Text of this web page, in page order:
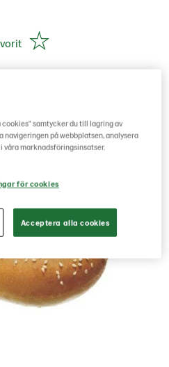
samtycker du till lagring av
på webbplatsen, analysera
våra marknadsföringsinsatser.
för cookies
Acceptera alla cookies